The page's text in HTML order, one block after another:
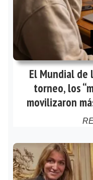
El Mundial
torneo, los
movilizaron